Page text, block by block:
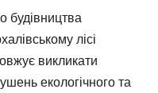
будівництва
лісі
викликати
екологічного та